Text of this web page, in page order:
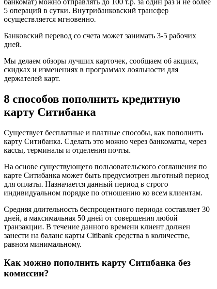
5 операций в сутки. Внутрибанковский трансфер
осуществляется мгновенно.
Банковский перевод со счета может занимать 3-5 рабочих
дней.
Мы делаем обзоры лучших карточек, сообщаем об акциях,
скидках и изменениях в программах лояльности для
держателей карт.
8 способов пополнить кредитную
карту Ситибанка
Существует бесплатные и платные способы, как пополнить
карту Ситибанка. Сделать это можно через банкоматы, через
кассы, терминалы и отделения почты.
На основе существующего пользовательского соглашения по
карте Ситибанка может быть предусмотрен льготный период
для оплаты. Назначается данный период в строго
индивидуальном порядке по отношению ко всем клиентам.
Средняя длительность беспроцентного периода составляет 30
дней, а максимальная 50 дней от совершения любой
транзакции. В течение данного времени клиент должен
занести на баланс карты Citibank средства в количестве,
равном минимальному.
Как можно пополнить карту Ситибанка без
комиссии?